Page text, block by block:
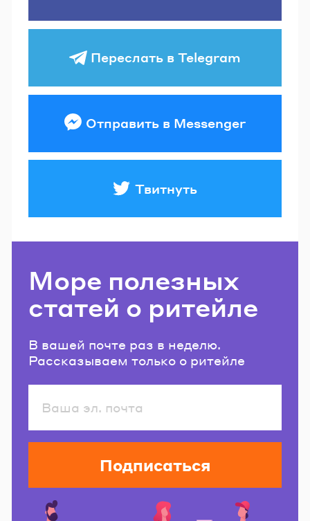
Переслать в Telegram
Отправить в Messenger
Твитнуть
Море полезных
статей о ритейле
В вашей почте раз в неделю.
Рассказываем только о ритейле
Подписаться